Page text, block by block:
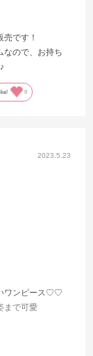
です！
なので、お持ち
Like! 0
2023.5.23
ワンピース♡♡
まで可愛
まれたワンピ